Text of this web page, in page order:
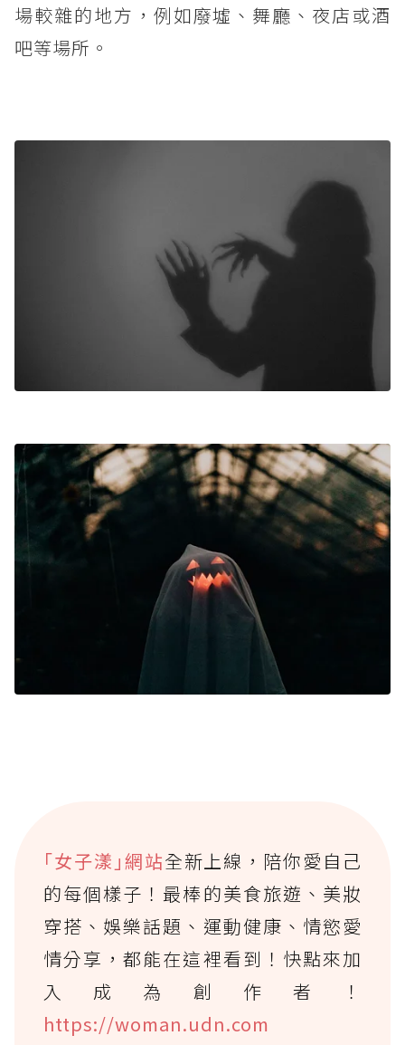
場較雜的地方，例如廢墟、舞廳、夜店或酒
吧等場所。
｢女子漾｣網站全新上線，陪你愛自己
的每個樣子！最棒的美食旅遊、美妝
穿搭、娛樂話題、運動健康、情慾愛
情分享，都能在這裡看到！快點來加
入成為創作者！
https://woman.udn.com